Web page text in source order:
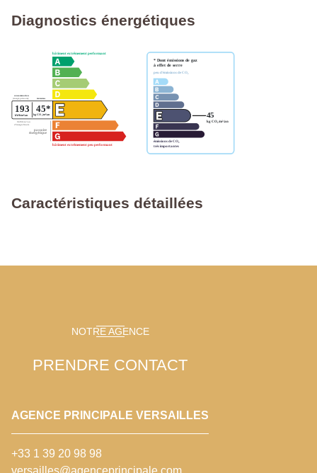
Diagnostics énergétiques
Caractéristiques détaillées
NOTRE AGENCE
PRENDRE CONTACT
AGENCE PRINCIPALE VERSAILLES
+33 1 39 20 98 98